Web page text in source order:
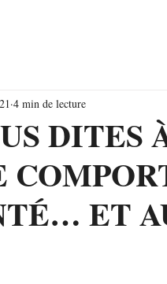
DITES
ET
4 min de lecture